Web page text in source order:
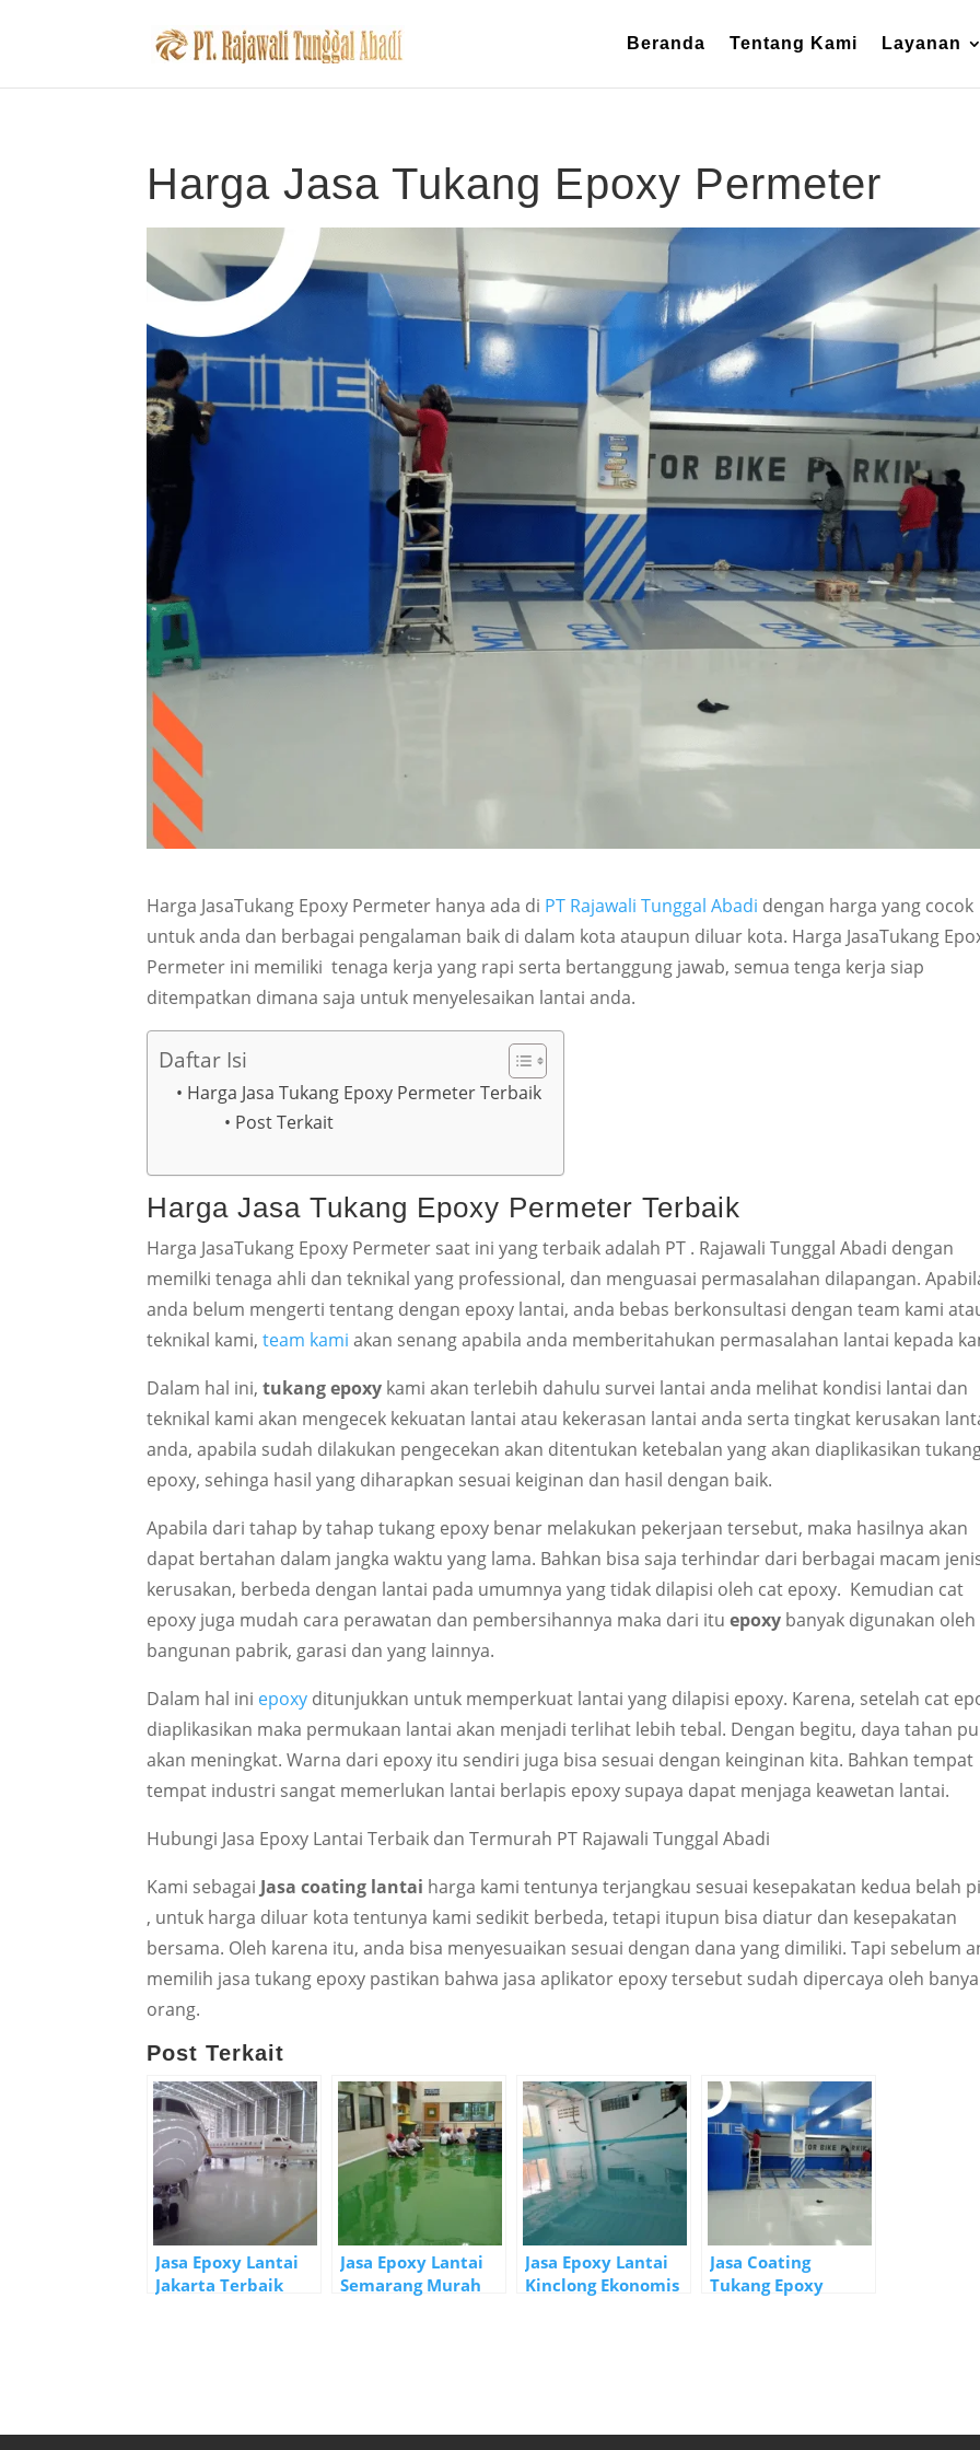
Beranda Tentang Kami Layanan
Harga Jasa Tukang Epoxy Permeter
Harga JasaTukang Epoxy Permeter hanya ada di PT Rajawali Tunggal Abadi dengan harga yang cocok
untuk anda dan berbagai pengalaman baik di dalam kota ataupun diluar kota. Harga JasaTukang
Permeter ini memiliki tenaga kerja yang rapi serta bertanggung jawab, semua tenga kerja siap
ditempatkan dimana saja untuk menyelesaikan lantai anda.
Daftar Isi
Harga Jasa Tukang Epoxy Permeter Terbaik
Post Terkait
Harga Jasa Tukang Epoxy Permeter Terbaik
Harga JasaTukang Epoxy Permeter saat ini yang terbaik adalah PT . Rajawali Tunggal Abadi dengan
memilki tenaga ahli dan teknikal yang professional, dan menguasai permasalahan dilapangan.
anda belum mengerti tentang dengan epoxy lantai, anda bebas berkonsultasi dengan team kami
teknikal kami,team kami akan senang apabila anda memberitahukan permasalahan lantai kepada
Dalam hal ini,tukang epoxy kami akan terlebih dahulu survei lantai anda melihat kondisi lantai dan
teknikal kami akan mengecek kekuatan lantai atau kekerasan lantai anda serta tingkat kerusakan
anda, apabila sudah dilakukan pengecekan akan ditentukan ketebalan yang akan diaplikasikan
epoxy, sehinga hasil yang diharapkan sesuai keiginan dan hasil dengan baik.
Apabila dari tahap by tahap tukang epoxy benar melakukan pekerjaan tersebut, maka hasilnya akan
dapat bertahan dalam jangka waktu yang lama. Bahkan bisa saja terhindar dari berbagai macam
kerusakan, berbeda dengan lantai pada umumnya yang tidak dilapisi oleh cat epoxy. Kemudian cat
epoxy juga mudah cara perawatan dan pembersihannya maka dari ituepoxy banyak digunakan oleh
bangunan pabrik, garasi dan yang lainnya.
Dalam hal ini epoxy ditunjukkan untuk memperkuat lantai yang dilapisi epoxy. Karena, setelah cat
diaplikasikan maka permukaan lantai akan menjadi terlihat lebih tebal. Dengan begitu, daya tahan
akan meningkat. Warna dari epoxy itu sendiri juga bisa sesuai dengan keinginan kita. Bahkan tempat
tempat industri sangat memerlukan lantai berlapis epoxy supaya dapat menjaga keawetan lantai.
Hubungi Jasa Epoxy Lantai Terbaik dan Termurah PT Rajawali Tunggal Abadi
Kami sebagaiJasa coating lantai harga kami tentunya terjangkau sesuai kesepakatan kedua belah
, untuk harga diluar kota tentunya kami sedikit berbeda, tetapi itupun bisa diatur dan kesepakatan
bersama. Oleh karena itu, anda bisa menyesuaikan sesuai dengan dana yang dimiliki. Tapi sebelum
memilih jasa tukang epoxy pastikan bahwa jasa aplikator epoxy tersebut sudah dipercaya oleh
orang.
Post Terkait
Jasa Epoxy Lantai
Jakarta Terbaik
Jasa Epoxy Lantai
Semarang Murah
Jasa Epoxy Lantai
Kinclong Ekonomis
Jasa Coating
Tukang Epoxy